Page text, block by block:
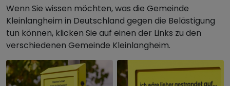
Wenn Sie wissen möchten, was die Gemeinde
Kleinlangheim in Deutschland gegen die Belästigung
tun können, klicken Sie auf einen der Links zu den
verschiedenen Gemeinde Kleinlangheim.